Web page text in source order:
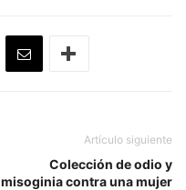
Artículo siguiente
Colección de odio y
misoginia contra una mujer